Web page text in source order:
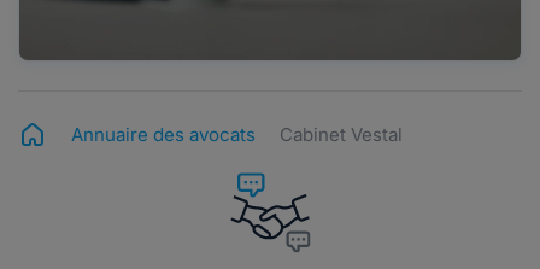
Annuaire des avocats Cabinet Vestal